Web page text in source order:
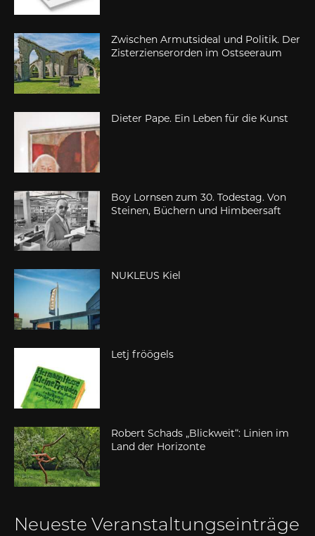
Zwischen Armutsideal und Politik. Der
Zisterzienserorden im Ostseeraum
Dieter Pape. Ein Leben für die Kunst
Boy Lornsen zum 30. Todestag. Von
Steinen, Büchern und Himbeersaft
NUKLEUS Kiel
Letj fröögels
Robert Schads „Blickweit“: Linien im
Land der Horizonte
Neueste Veranstaltungseinträge